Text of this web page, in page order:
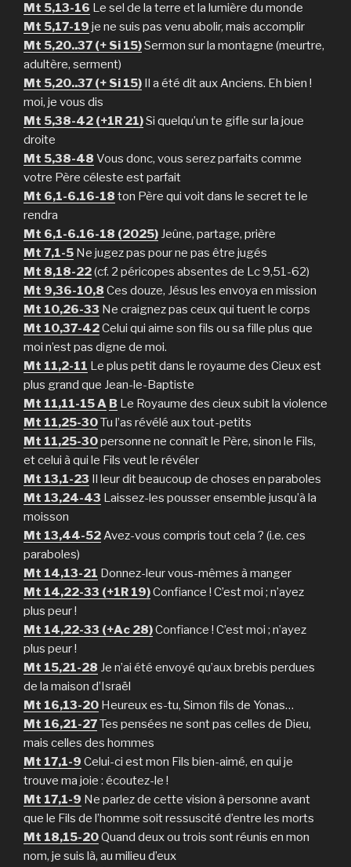
Mt 5,13-16 Le sel de la terre et la lumière du monde
Mt 5,17-19 je ne suis pas venu abolir, mais accomplir
Mt 5,20..37 (+ Si 15)Sermon sur la montagne (meurtre,
adultère, serment)
Mt 5,20..37 (+ Si 15) Il a été dit aux Anciens. Eh bien !
moi, je vous dis
Mt 5,38-42 (+1R 21)Si quelqu’un te gifle sur la joue
droite
Mt 5,38-48 Vous donc, vous serez parfaits comme
votre Père céleste est parfait
Mt 6,1-6.16-18 ton Père qui voit dans le secret te le
rendra
Mt 6,1-6.16-18 (2025) Jeûne, partage, prière
Mt 7,1-5 Ne jugez pas pour ne pas être jugés
Mt 8,18-22(cf. 2 péricopes absentes de Lc 9,51-62)
Mt 9,36-10,8 Ces douze, Jésus les envoya en mission
Mt 10,26-33 Ne craignez pas ceux qui tuent le corps
Mt 10,37-42Celui qui aime son fils ou sa fille plus que
moi n’est pas digne de moi.
Mt 11,2-11 Le plus petit dans le royaume des Cieux est
plus grand que Jean-le-Baptiste
Mt 11,11-15 A B Le Royaume des cieux subit la violence
Mt 11,25-30Tu l’as révélé aux tout-petits
Mt 11,25-30personne ne connaît le Père, sinon le Fils,
et celui à qui le Fils veut le révéler
Mt 13,1-23 Il leur dit beaucoup de choses en paraboles
Mt 13,24-43 Laissez-les pousser ensemble jusqu’à la
moisson
Mt 13,44-52Avez-vous compris tout cela ? (i.e. ces
paraboles)
Mt 14,13-21 Donnez-leur vous-mêmes à manger
Mt 14,22-33 (+1R 19)Confiance ! C’est moi ; n’ayez
plus peur !
Mt 14,22-33 (+Ac 28)Confiance ! C’est moi ; n’ayez
plus peur !
Mt 15,21-28 Je n’ai été envoyé qu’aux brebis perdues
de la maison d’Israël
Mt 16,13-20 Heureux es-tu, Simon fils de Yonas…
Mt 16,21-27Tes pensées ne sont pas celles de Dieu,
mais celles des hommes
Mt 17,1-9 Celui-ci est mon Fils bien-aimé, en qui je
trouve ma joie : écoutez-le !
Mt 17,1-9 Ne parlez de cette vision à personne avant
que le Fils de l’homme soit ressuscité d’entre les morts
Mt 18,15-20Quand deux ou trois sont réunis en mon
nom, je suis là, au milieu d’eux